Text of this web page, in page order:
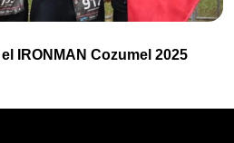
IRONMAN Cozumel 2025